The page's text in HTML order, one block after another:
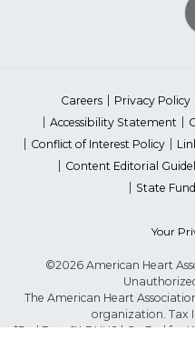
Careers Privacy Policy
Accessibility Statement
Conflict of Interest Policy
Content Editorial
State
Your
©2026 American Heart
The American Heart
organization. Tax
*Red Dress™ DHHS | Go Red